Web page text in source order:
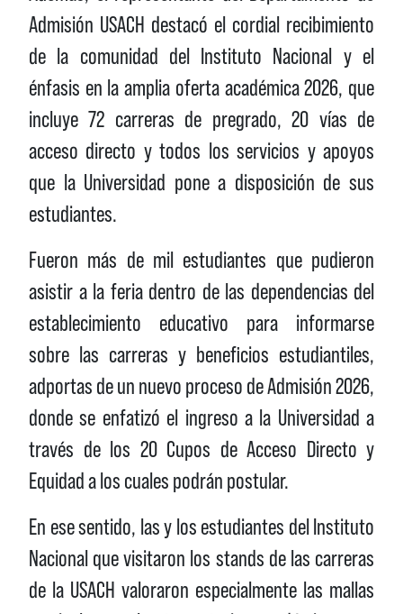
Admisión USACH destacó el cordial recibimiento
de la comunidad del Instituto Nacional y el
énfasis en la amplia oferta académica 2026, que
incluye 72 carreras de pregrado, 20 vías de
acceso directo y todos los servicios y apoyos
que la Universidad pone a disposición de sus
estudiantes.
Fueron más de mil estudiantes que pudieron
asistir a la feria dentro de las dependencias del
establecimiento educativo para informarse
sobre las carreras y beneficios estudiantiles,
adportas de un nuevo proceso de Admisión 2026,
donde se enfatizó el ingreso a la Universidad a
través de los 20 Cupos de Acceso Directo y
Equidad a los cuales podrán postular.
En ese sentido, las y los estudiantes del Instituto
Nacional que visitaron los stands de las carreras
de la USACH valoraron especialmente las mallas